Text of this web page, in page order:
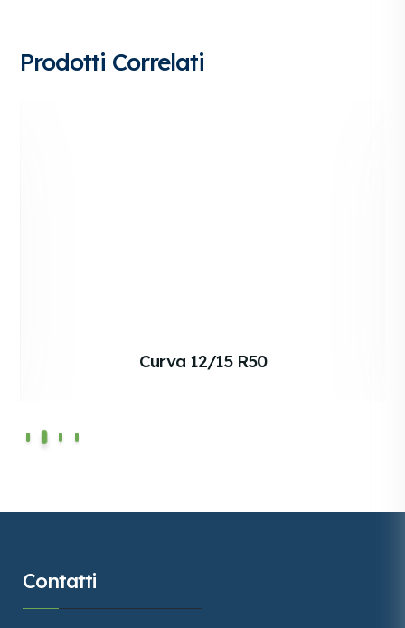
Prodotti Correlati
Curva 12/15 R50
Contatti